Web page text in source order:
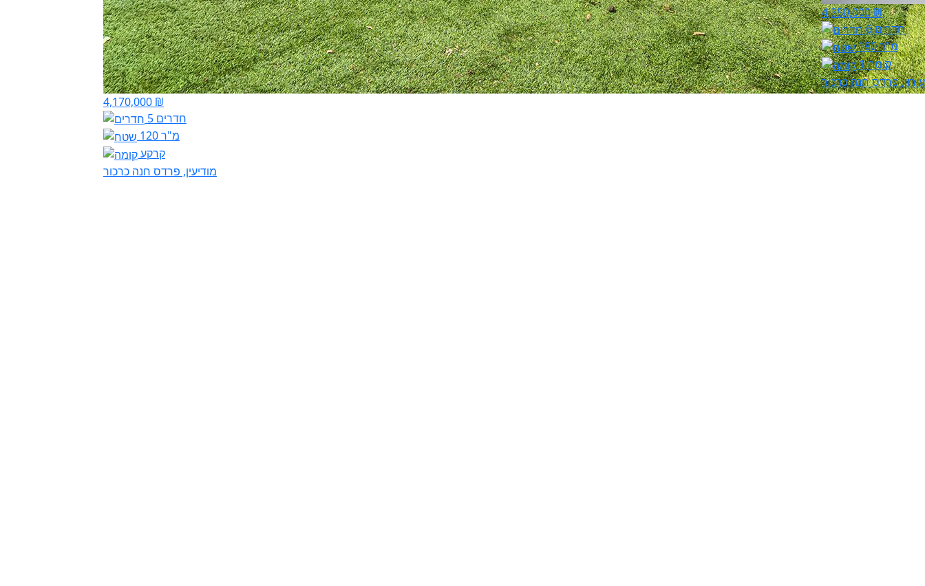
4,170,000 ₪
5 חדרים
120 מ"ר
קרקע
מודיעין, פרדס חנה כרכור
4,350,000 ₪
6 חדרים
180 מ"ר
קומה 1
פרדס חנה כרכור